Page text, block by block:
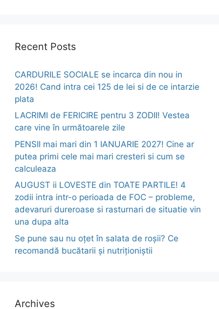
Recent Posts
CARDURILE SOCIALE se incarca din nou in
2026! Cand intra cei 125 de lei si de ce intarzie
plata
LACRIMI de FERICIRE pentru 3 ZODII! Vestea
care vine în următoarele zile
PENSII mai mari din 1 IANUARIE 2027! Cine ar
putea primi cele mai mari cresteri si cum se
calculeaza
AUGUST ii LOVESTE din TOATE PARTILE! 4
zodii intra intr-o perioada de FOC – probleme,
adevaruri dureroase si rasturnari de situatie vin
una dupa alta
Se pune sau nu oțet în salata de roșii? Ce
recomandă bucătarii și nutriționiștii
Archives